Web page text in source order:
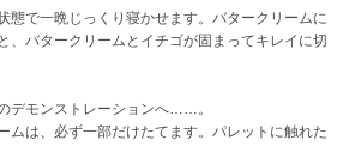
態で一晩じっくり寝かせます。バタークリームに
、バタークリームとイチゴが固まってキレイに切
デモンストレーションへ……。
ムは、必ず一部だけたてます。パレットに触れた